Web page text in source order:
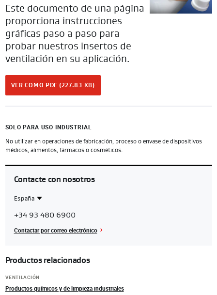
Este documento de una página
proporciona instrucciones
gráficas paso a paso para
probar nuestros insertos de
ventilación en su aplicación.
VER COMO PDF (227.83 KB)
SOLO PARA USO INDUSTRIAL
No utilizar en operaciones de fabricación, proceso o envase de dispositivos
médicos, alimentos, fármacos o cosméticos.
Contacte con nosotros
España
Spain
+34 93 480 6900
Contactar por correo electrónico
Productos relacionados
VENTILACIÓN
Productos químicos y de limpieza industriales